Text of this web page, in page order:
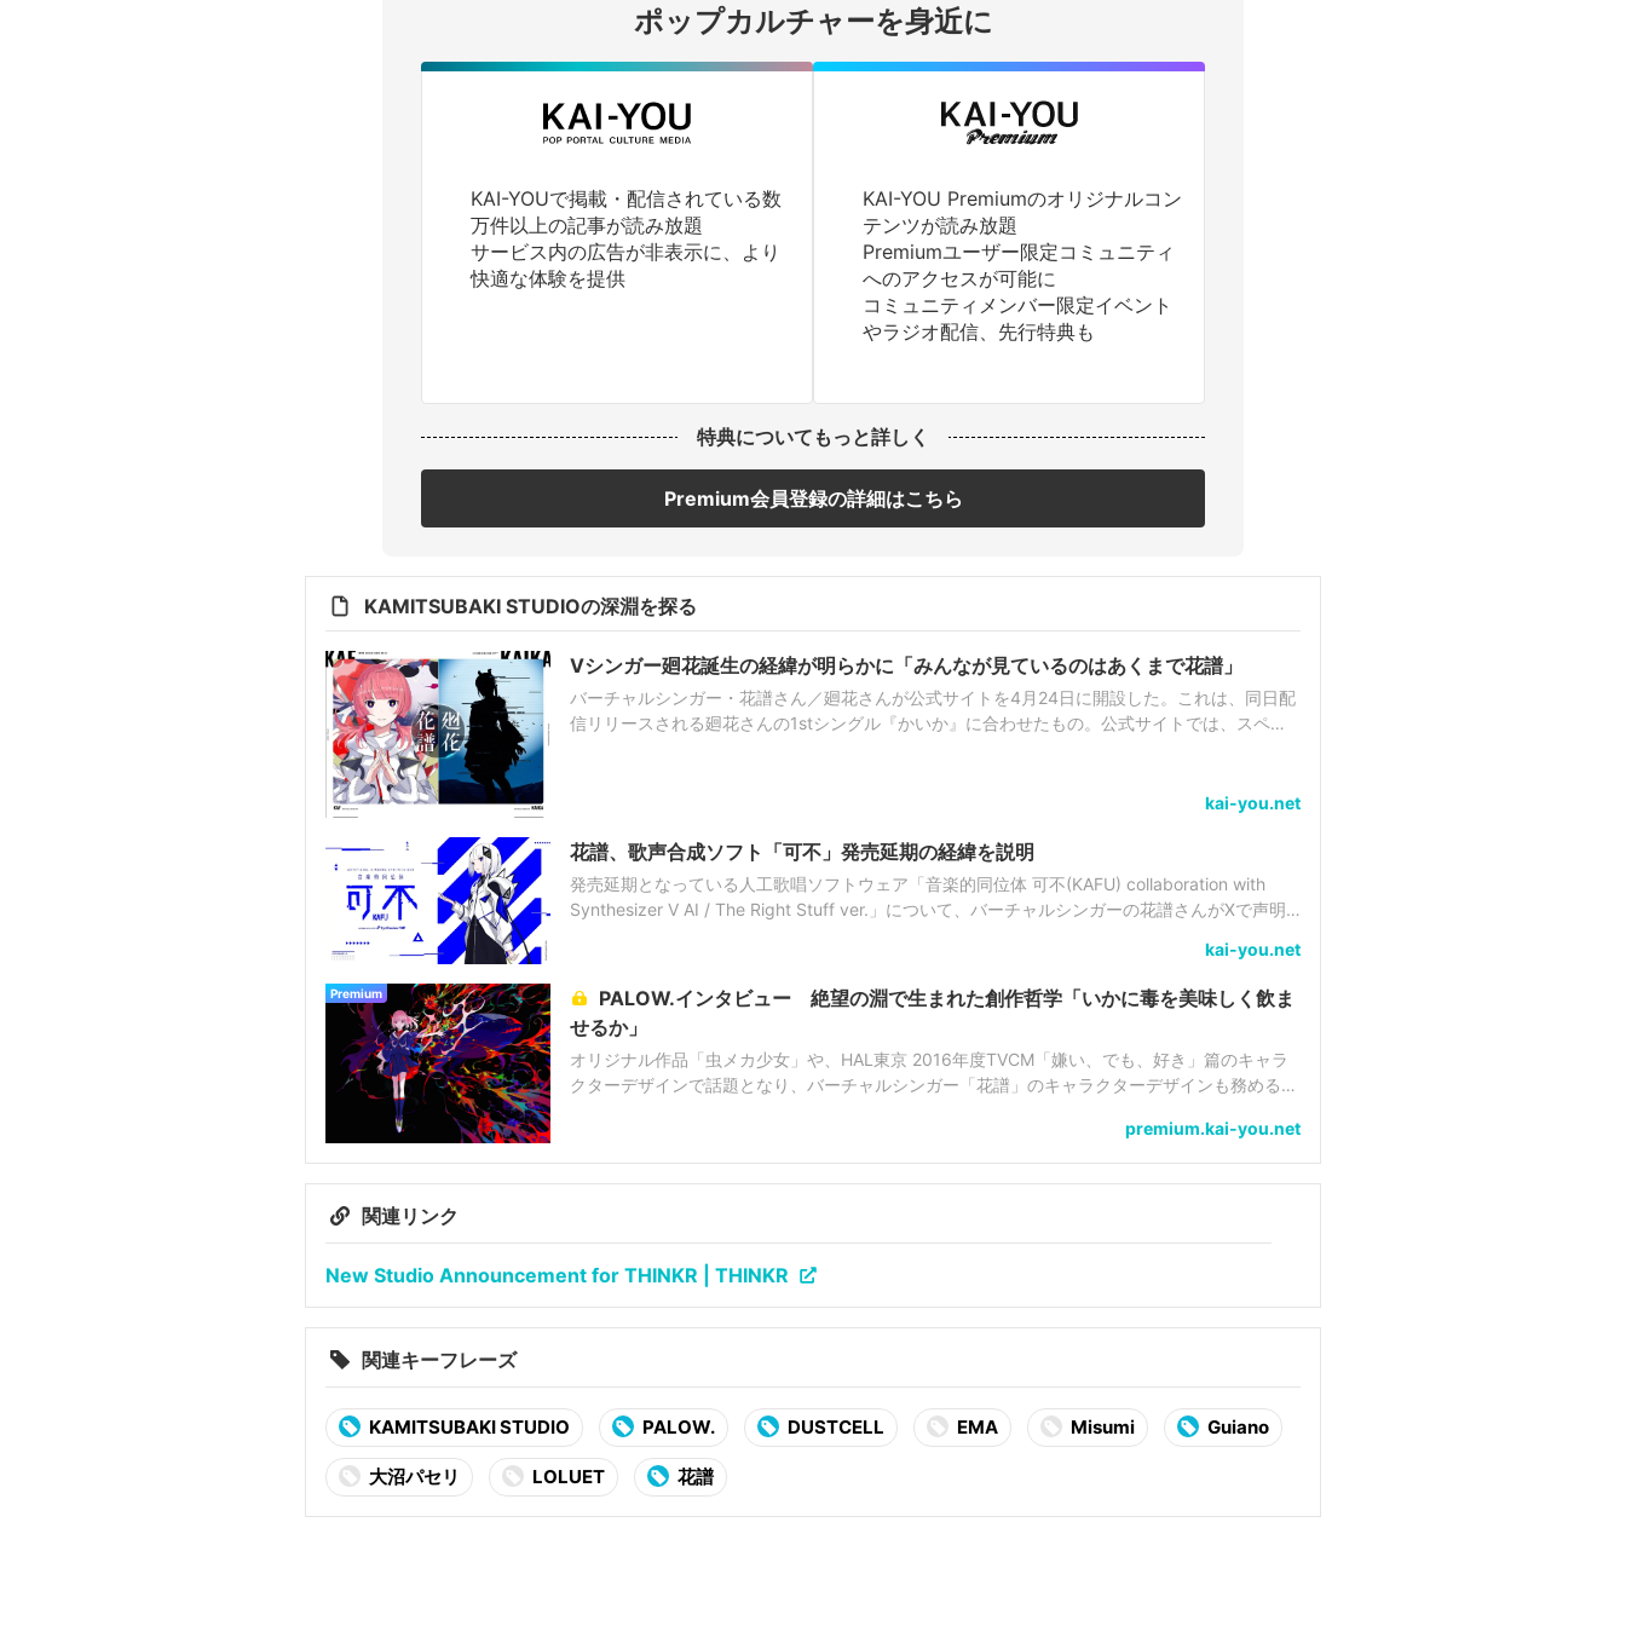
ポップカルチャーを身近に
KAI-YOUで掲載・配信されている数
万件以上の記事が読み放題
サービス内の広告が非表示に、より
快適な体験を提供
KAI-YOU Premiumのオリジナルコン
テンツが読み放題
Premiumユーザー限定コミュニティ
へのアクセスが可能に
コミュニティメンバー限定イベント
やラジオ配信、先行特典も
特典についてもっと詳しく
Premium会員登録の詳細はこちら
KAMITSUBAKI STUDIOの深淵を探る
Vシンガー廻花誕生の経緯が明らかに「みんなが見ているのはあくまで花譜」
バーチャルシンガー・花譜さん／廻花さんが公式サイトを4月24日に開設した。これは、同日配
信リリースされる廻花さんの1stシングル『かいか』に合わせたもの。公式サイトでは、スペシ
kai-you.net
花譜、歌声合成ソフト「可不」発売延期の経緯を説明
発売延期となっている人工歌唱ソフトウェア「音楽的同位体 可不(KAFU) collaboration with
Synthesizer V AI / The Right Stuff ver.」について、バーチャルシンガーの花譜さんがXで声明
kai-you.net
Premium
せるか」
オリジナル作品「虫メカ少女」や、HAL東京 2016年度TVCM「嫌い、でも、好き」篇のキャラ
クターデザインで話題となり、バーチャルシンガー「花譜」のキャラクターデザインも務めるな
premium.kai-you.net
関連リンク
New Studio Announcement for THINKR | THINKR
関連キーフレーズ
KAMITSUBAKI STUDIO PALOW. DUSTCELL EMA Misumi Guiano
大沼パセリ LOLUET 花譜